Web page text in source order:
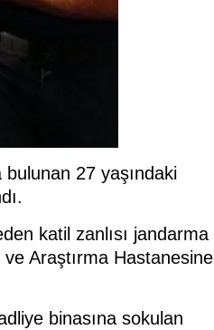
27 yaşındaki
katil zanlısı jandarma
Araştırma Hastanesine
binasına sokulan